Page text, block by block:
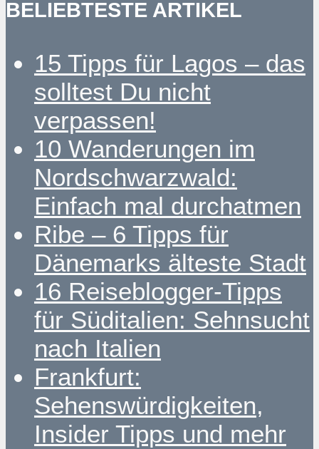
BELIEBTESTE ARTIKEL
15 Tipps für Lagos – das
solltest Du nicht
verpassen!
10 Wanderungen im
Nordschwarzwald:
Einfach mal durchatmen
Ribe – 6 Tipps für
Dänemarks älteste Stadt
16 Reiseblogger-Tipps
für Süditalien: Sehnsucht
nach Italien
Frankfurt:
Sehenswürdigkeiten,
Insider Tipps und mehr